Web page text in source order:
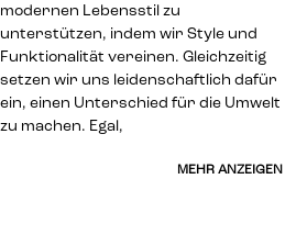
modernen Lebensstil zu
unterstützen, indem wir Style und
Funktionalität vereinen. Gleichzeitig
setzen wir uns leidenschaftlich dafür
ein, einen Unterschied für die Umwelt
zu machen. Egal,
MEHR ANZEIGEN